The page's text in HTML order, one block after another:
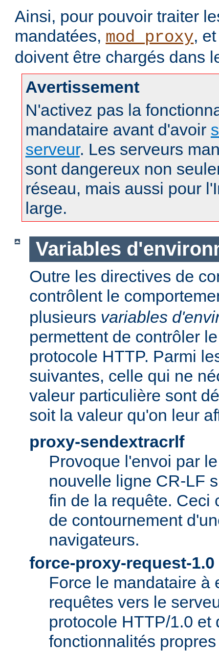
Ainsi, pour pouvoir traiter
mandatées, mod_proxy,
doivent être chargés dans
Avertissement
N'activez pas la
mandataire avant d'avoir
serveur. Les serveurs
sont dangereux non
réseau, mais aussi pour
large.
Variables
Outre les directives de
contrôlent le
plusieurs variables
permettent de contrôler
protocole HTTP. Parmi
suivantes, celle qui ne
valeur particulière sont
soit la valeur qu'on leur
proxy-sendextracrlf
Provoque l'envoi par
nouvelle ligne CR-LF
fin de la requête. Ceci
de contournement
navigateurs.
force-proxy-request-1.0
Force le mandataire à
requêtes vers le
protocole HTTP/1.0 et
fonctionnalités